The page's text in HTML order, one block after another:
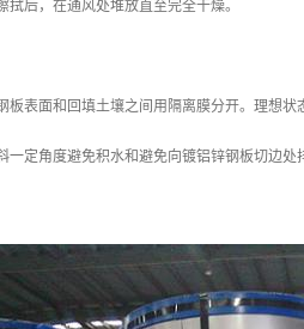
后，在通风处堆放直至完全干燥。
表面和回填土壤之间用隔离膜分开。理想
定角度避免积水和避免向镀铝锌钢板切边处